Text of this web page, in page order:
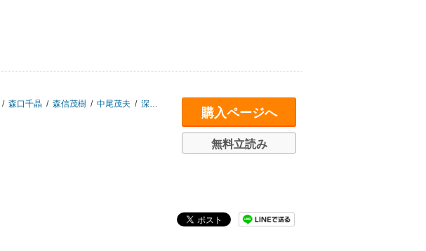
/ 森口千晶 / 森信茂樹 / 中尾茂夫 / 深尾京司 湯元健治
購入ページへ
無料立読み